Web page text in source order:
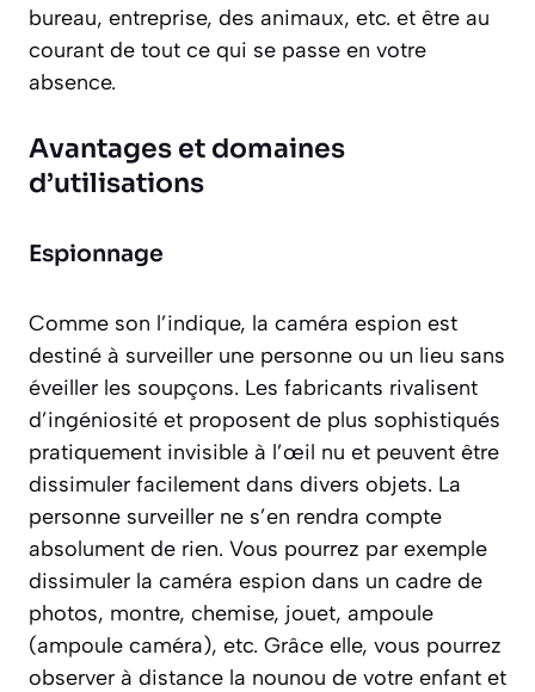
bureau, entreprise, des animaux, etc. et être au
courant de tout ce qui se passe en votre
absence.
Avantages et domaines
d’utilisations
Espionnage
Comme son l’indique, la caméra espion est
destiné à surveiller une personne ou un lieu sans
éveiller les soupçons. Les fabricants rivalisent
d’ingéniosité et proposent de plus sophistiqués
pratiquement invisible à l’œil nu et peuvent être
dissimuler facilement dans divers objets. La
personne surveiller ne s’en rendra compte
absolument de rien. Vous pourrez par exemple
dissimuler la caméra espion dans un cadre de
photos, montre, chemise, jouet, ampoule
(ampoule caméra), etc. Grâce elle, vous pourrez
observer à distance la nounou de votre enfant et